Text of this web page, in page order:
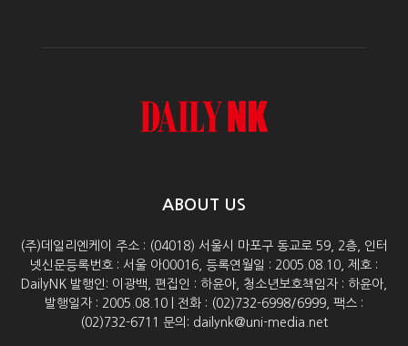
ABOUT US
(주)데일리엔케이 주소 : (04018) 서울시 마포구 동교로 59, 2층, 인터
넷신문등록번호 : 서울 아00016, 등록연월일 : 2005.08.10, 제호 :
DailyNK 발행인: 이광백, 편집인 : 하윤아, 청소년보호책임자 : 하윤아,
발행일자 : 2005.08.10 | 전화 : (02)732-6998/6999, 팩스 :
(02)732-6711 문의: dailynk@uni-media.net